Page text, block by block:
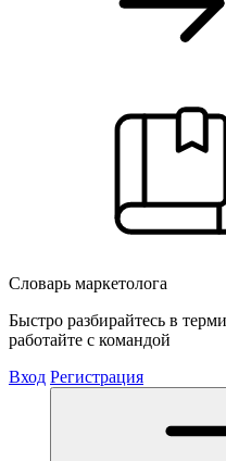
Словарь маркетолога
Быстро разбирайтесь в
работайте с командой
Вход Регистрация